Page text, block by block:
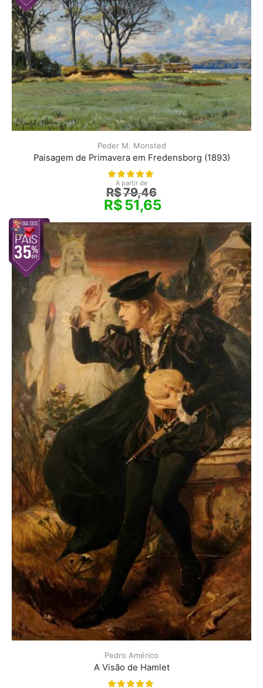
Peder M. Monsted
Paisagem de Primavera em Fredensborg (1893)
A partir de
R$79,46
R$51,65
Pedro Américo
A Visão de Hamlet